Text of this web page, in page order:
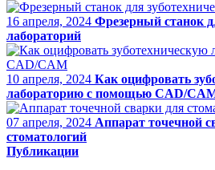
16 апреля, 2024 Фрезерный станок
лабораторий
10 апреля, 2024 Как оцифровать
лабораторию с помощью CAD/
07 апреля, 2024 Аппарат точечной
стоматологий
Публикации